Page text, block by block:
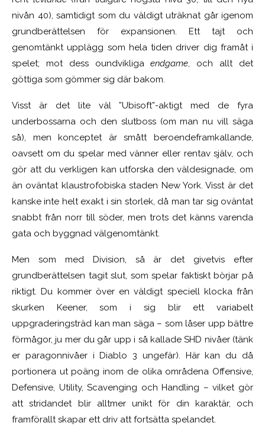
nivån 40), samtidigt som du väldigt uträknat går igenom
grundberättelsen för expansionen. Ett tajt och
genomtänkt upplägg som hela tiden driver dig framåt i
spelet; mot dess oundvikligaendgame, och allt det
göttiga som gömmer sig där bakom.
Visst är det lite väl ”Ubisoft”-aktigt med de fyra
underbossarna och den slutboss (om man nu vill säga
så), men konceptet är smått beroendeframkallande,
oavsett om du spelar med vänner eller rentav själv, och
gör att du verkligen kan utforska den väldesignade, om
än oväntat klaustrofobiska staden New York. Visst är det
kanske inte helt exakt i sin storlek, då man tar sig oväntat
snabbt från norr till söder, men trots det känns varenda
gata och byggnad välgenomtänkt.
Men som med Division, så är det givetvis efter
grundberättelsen tagit slut, som spelar faktiskt börjar på
riktigt. Du kommer över en väldigt speciell klocka från
skurken Keener, som i sig blir ett variabelt
uppgraderingsträd kan man säga – som låser upp bättre
förmågor, ju mer du går upp i så kallade SHD nivåer (tänk
er paragonnivåer i Diablo 3 ungefär). Här kan du då
portionera ut poäng inom de olika områdena Offensive,
Defensive, Utility, Scavenging och Handling – vilket gör
att stridandet blir alltmer unikt för din karaktär, och
framförallt skapar ett driv att fortsätta spelandet.